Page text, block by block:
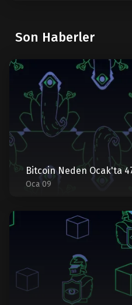
Son Haberler
Bitcoin Neden Ocak'ta
Oca 09